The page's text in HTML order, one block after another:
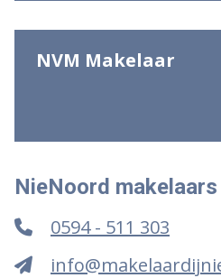
NVM Makelaar
NieNoord makelaars
0594 - 511 303